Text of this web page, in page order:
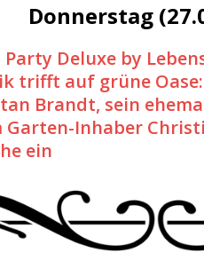
Donnerstag
Deluxe by
trifft auf grüne Oase:
Brandt, sein
Garten-Inhaber
ein